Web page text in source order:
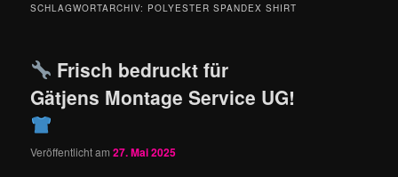
SCHLAGWORTARCHIV: POLYESTER SPANDEX SHIRT
Frisch bedruckt für
Gätjens Montage Service UG!
Veröffentlicht am27. Mai 2025